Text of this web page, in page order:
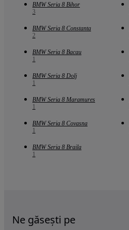
BMW Seria 8 Bihor
3
BMW Seria 8 Constanta
2
BMW Seria 8 Bacau
1
BMW Seria 8 Dolj
1
BMW Seria 8 Maramures
1
BMW Seria 8 Covasna
1
BMW Seria 8 Braila
1
Ne găsești pe